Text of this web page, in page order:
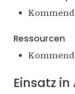
Kommend
Ressourcen
Kommend
Einsatz